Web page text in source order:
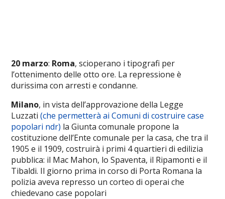
20 marzo: Roma, scioperano i tipografi per
l’ottenimento delle otto ore. La repressione è
durissima con arresti e condanne.
Milano, in vista dell’approvazione della Legge
Luzzati(che permetterà ai Comuni di costruire case
popolari ndr) la Giunta comunale propone la
costituzione dell’Ente comunale per la casa, che tra il
1905 e il 1909, costruirà i primi 4 quartieri di edilizia
pubblica: il Mac Mahon, lo Spaventa, il Ripamonti e il
Tibaldi. Il giorno prima in corso di Porta Romana la
polizia aveva represso un corteo di operai che
chiedevano case popolari